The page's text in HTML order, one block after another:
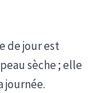
de jour est
sèche ; elle